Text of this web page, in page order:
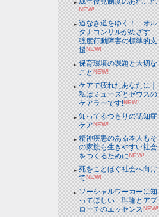
NEW!
道なき道をゆく！ オル
タナコンサルがめざす
強度行動障害の標準的支
援NEW!
保育環境の課題と大切な
ことNEW!
ケアで疲れたあなたに｜
私はミューズとゼウスの
ケアラーです!NEW!
知ってるつもりの認知症
ケアNEW!
精神疾患のある本人もそ
の家族も生きやすい社会
をつくるためにNEW!
死をことほぐ社会へ向け
てNEW!
ソーシャルワーカーに知
ってほしい 理論とアプ
ローチのエッセンスNEW!